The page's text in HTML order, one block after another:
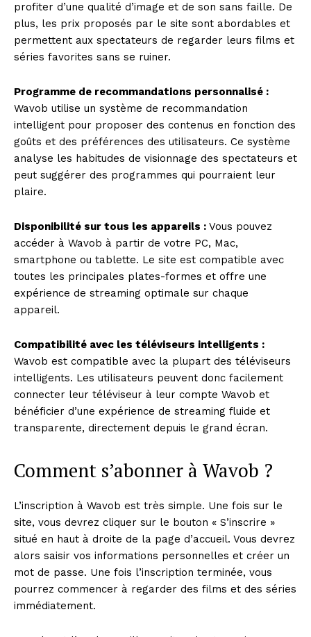
profiter d’une qualité d’image et de son sans faille. De
plus, les prix proposés par le site sont abordables et
permettent aux spectateurs de regarder leurs films et
séries favorites sans se ruiner.
Programme de recommandations personnalisé :
Wavob utilise un système de recommandation
intelligent pour proposer des contenus en fonction des
goûts et des préférences des utilisateurs. Ce système
analyse les habitudes de visionnage des spectateurs et
peut suggérer des programmes qui pourraient leur
plaire.
Disponibilité sur tous les appareils : Vous pouvez
accéder à Wavob à partir de votre PC, Mac,
smartphone ou tablette. Le site est compatible avec
toutes les principales plates-formes et offre une
expérience de streaming optimale sur chaque
appareil.
Compatibilité avec les téléviseurs intelligents :
Wavob est compatible avec la plupart des téléviseurs
intelligents. Les utilisateurs peuvent donc facilement
connecter leur téléviseur à leur compte Wavob et
bénéficier d’une expérience de streaming fluide et
transparente, directement depuis le grand écran.
Comment s’abonner à Wavob ?
L’inscription à Wavob est très simple. Une fois sur le
site, vous devrez cliquer sur le bouton « S’inscrire »
situé en haut à droite de la page d’accueil. Vous devrez
alors saisir vos informations personnelles et créer un
mot de passe. Une fois l’inscription terminée, vous
pourrez commencer à regarder des films et des séries
immédiatement.